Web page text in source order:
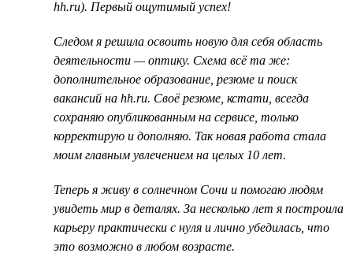
hh.ru). Первый ощутимый успех!
Следом я решила освоить новую для себя область
деятельности — оптику. Схема всё та же:
дополнительное образование, резюме и поиск
вакансий на hh.ru. Своё резюме, кстати, всегда
сохраняю опубликованным на сервисе, только
корректирую и дополняю. Так новая работа стала
моим главным увлечением на целых 10 лет.
Теперь я живу в солнечном Сочи и помогаю людям
увидеть мир в деталях. За несколько лет я построила
карьеру практически с нуля и лично убедилась, что
это возможно в любом возрасте.